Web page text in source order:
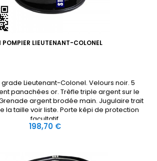
POMPIER LIEUTENANT-COLONEL
Lieutenant-Colonel. Velours noir. 5
panachées or. Trèfle triple argent sur le
argent brodée main. Jugulaire trait
la taille voir liste. Porte képi de protection
facultatif.
Prix
198,70 €